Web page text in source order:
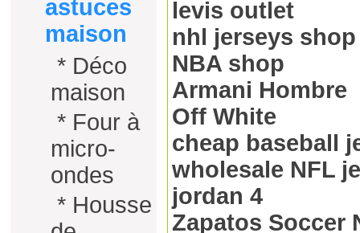
astuces
maison
* Déco
maison
* Four à
micro-
ondes
* Housse
levis outlet
nhl jerseys shop
NBA shop
Armani Hombre
Off White
cheap baseball
wholesale NFL
jordan 4
Zapatos Soccer